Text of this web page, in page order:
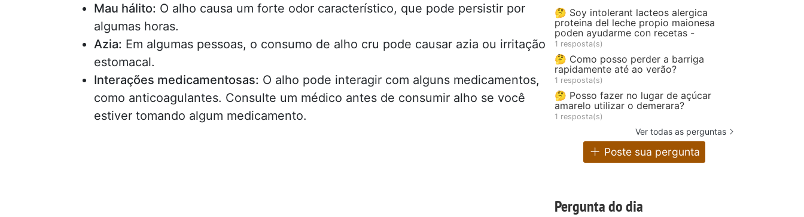
Mau hálito: O alho causa um forte odor característico, que pode persistir por
algumas horas.
Azia: Em algumas pessoas, o consumo de alho cru pode causar azia ou irritação
estomacal.
Interações medicamentosas: O alho pode interagir com alguns medicamentos,
como anticoagulantes. Consulte um médico antes de consumir alho se você
estiver tomando algum medicamento.
🤔 Soy intolerant lacteos alergica
proteina del leche propio maionesa
poden ayudarme con recetas -
1 resposta(s)
🤔 Como posso perder a barriga
rapidamente até ao verão?
1 resposta(s)
🤔 Posso fazer no lugar de açúcar
amarelo utilizar o demerara?
1 resposta(s)
Ver todas as perguntas
Poste sua pergunta
Pergunta do dia